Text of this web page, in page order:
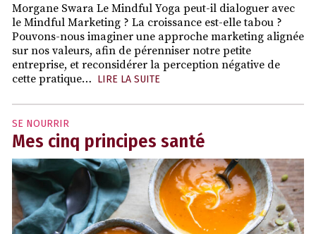
Morgane Swara Le Mindful Yoga peut-il dialoguer avec
le Mindful Marketing ? La croissance est-elle tabou ?
Pouvons-nous imaginer une approche marketing alignée
sur nos valeurs, afin de pérenniser notre petite
entreprise, et reconsidérer la perception négative de
cette pratique… LIRE LA SUITE
SE NOURRIR
Mes cinq principes santé